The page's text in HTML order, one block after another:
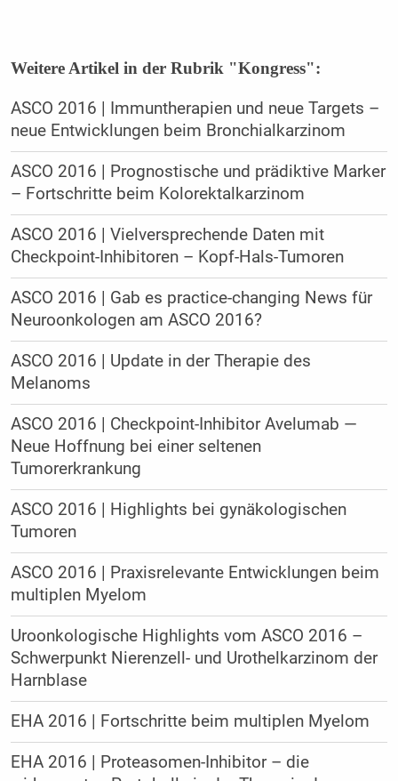
Weitere Artikel in der Rubrik "Kongress":
ASCO 2016 | Immuntherapien und neue Targets –
neue Entwicklungen beim Bronchialkarzinom
ASCO 2016 | Prognostische und prädiktive Marker
– Fortschritte beim Kolorektalkarzinom
ASCO 2016 | Vielversprechende Daten mit
Checkpoint-Inhibitoren – Kopf-Hals-Tumoren
ASCO 2016 | Gab es practice-changing News für
Neuroonkologen am ASCO 2016?
ASCO 2016 | Update in der Therapie des
Melanoms
ASCO 2016 | Checkpoint-Inhibitor Avelumab —
Neue Hoffnung bei einer seltenen
Tumorerkrankung
ASCO 2016 | Highlights bei gynäkologischen
Tumoren
ASCO 2016 | Praxisrelevante Entwicklungen beim
multiplen Myelom
Uroonkologische Highlights vom ASCO 2016 –
Schwerpunkt Nierenzell- und Urothelkarzinom der
Harnblase
EHA 2016 | Fortschritte beim multiplen Myelom
EHA 2016 | Proteasomen-Inhibitor – die